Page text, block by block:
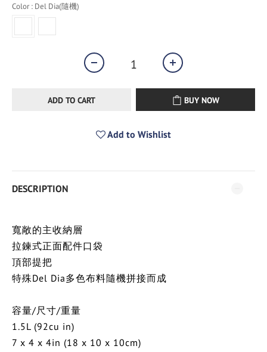
Color : Del Dia(隨機)
ADD TO CART BUY NOW
Add to Wishlist
DESCRIPTION
寬敞的主收納層
拉鍊式正面配件口袋
頂部提把
特殊Del Dia多色布料隨機拼接而成
容量/尺寸/重量
1.5L (92cu in)
7 x 4 x 4in (18 x 10 x 10cm)